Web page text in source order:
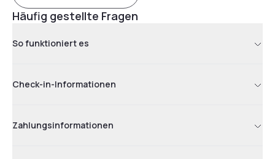
Häufig gestellte Fragen
So funktioniert es
Check-in-Informationen
Zahlungsinformationen